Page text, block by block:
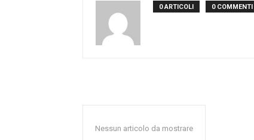
0 ARTICOLI 0 COMMENTI
Nessun articolo da mostrare